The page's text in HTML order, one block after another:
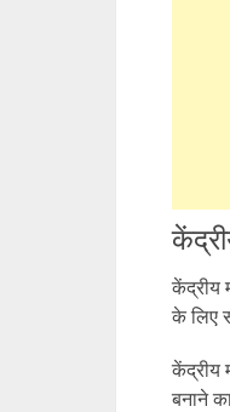
केंद्रीय
के लिए
केंद्रीय
बनाने